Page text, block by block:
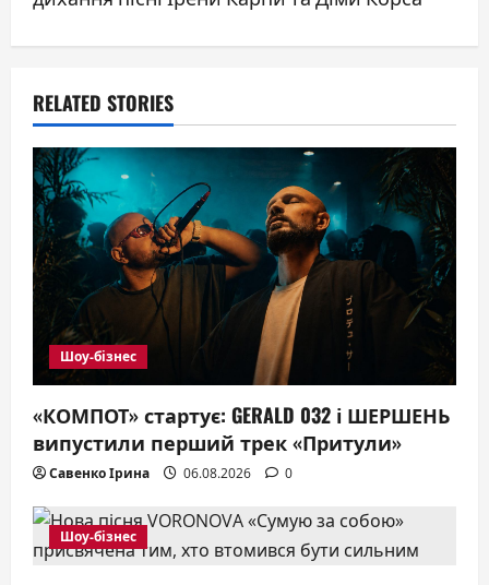
a
i
g
a
t
i
n
RELATED STORIES
Шоу-бізнес
«КОМПОТ» стартує: GERALD 032 і ШЕРШЕНЬ
випустили перший трек «Притули»
Савенко Ірина 06.08.2026 0
Шоу-бізнес